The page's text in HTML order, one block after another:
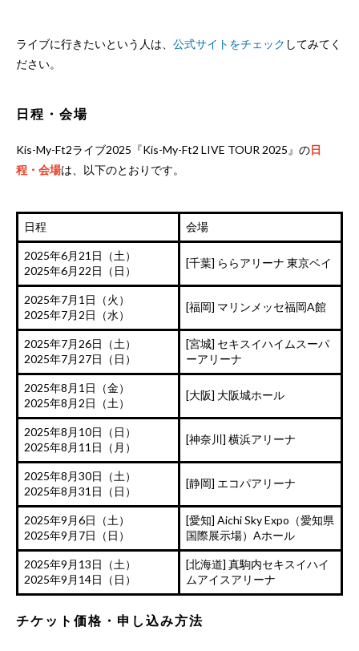
ライブに行きたいという人は、 公式サイトをチェック してみてく
ださい。
日程・会場
Kis-My-Ft2ライブ2025『Kis-My-Ft2 LIVE TOUR 2025』の日
程・会場は、以下のとおりです。
日程 会場
2025年6月21日（土）
2025年6月22日（日）
[千葉] ららアリーナ 東京ベイ
2025年7月1日（火）
2025年7月2日（水）
[福岡] マリンメッセ福岡A館
2025年7月26日（土）
2025年7月27日（日）
[宮城] セキスイハイムスーパ
ーアリーナ
2025年8月1日（金）
2025年8月2日（土）
[大阪] 大阪城ホール
2025年8月10日（日）
2025年8月11日（月）
[神奈川] 横浜アリーナ
2025年8月30日（土）
2025年8月31日（日）
[静岡] エコパアリーナ
2025年9月6日（土）
2025年9月7日（日）
[愛知] Aichi Sky Expo（愛知県
国際展示場）Aホール
2025年9月13日（土）
2025年9月14日（日）
[北海道] 真駒内セキスイハイ
ムアイスアリーナ
チケット価格・申し込み方法